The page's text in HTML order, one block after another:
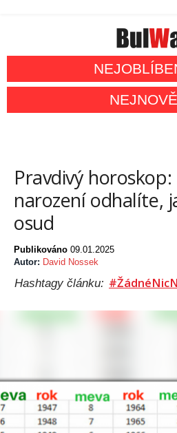
Pravdivý
narození odhalíte,
osud
Publikováno 09.01.2025
Autor: David Nossek
Hashtagy článku: